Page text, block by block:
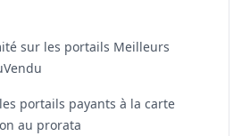
sur les portails Meilleurs
portails payants à la carte
au prorata